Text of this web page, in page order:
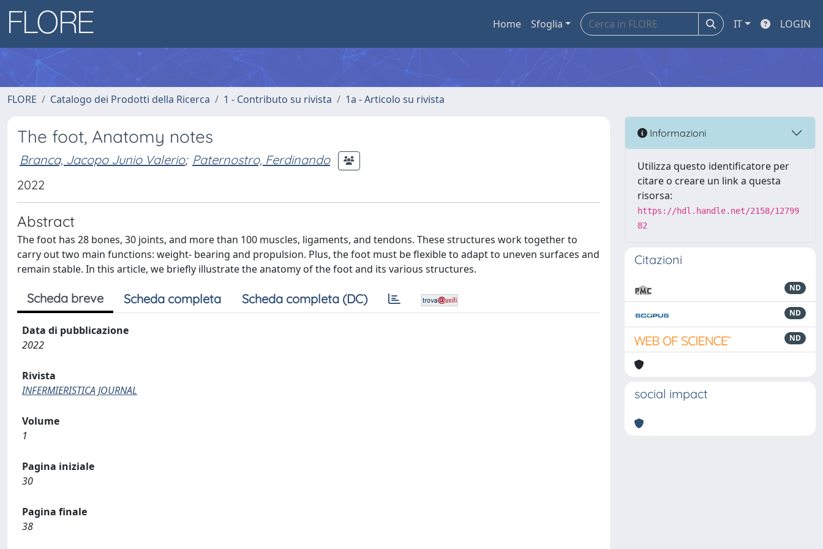
Home Sfoglia IT LOGIN
FLORE Catalogo dei Prodotti della Ricerca 1 - Contributo su rivista 1a - Articolo su rivista
The foot, Anatomy notes
Branca, Jacopo Junio Valerio; Paternostro, Ferdinando
2022
Abstract
The foot has 28 bones, 30 joints, and more than 100 muscles, ligaments, and tendons. These structures work together to
carry out two main functions: weight- bearing and propulsion. Plus, the foot must be flexible to adapt to uneven surfaces and
remain stable. In this article, we briefly illustrate the anatomy of the foot and its various structures.
Scheda breve Scheda completa Scheda completa (DC)
Data di pubblicazione
2022
Rivista
INFERMIERISTICA JOURNAL
Volume
1
Pagina iniziale
30
Pagina finale
38
Informazioni
Utilizza questo identificatore per
citare o creare un link a questa
risorsa:
https://hdl.handle.net/2158/12799
82
Citazioni
ND
ND
ND
social impact